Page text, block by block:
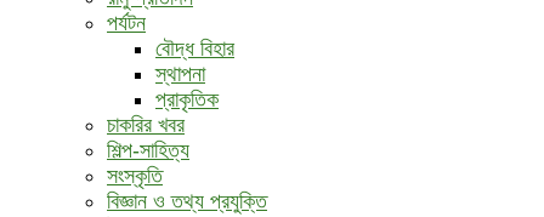
পর্যটন
বৌদ্ধ ‍বিহার
স্থাপনা
প্রাকৃতিক
চাকরির খবর
শিল্প-সাহিত্য
সংস্কৃতি
বিজ্ঞান ও তথ্য প্রযুক্তি